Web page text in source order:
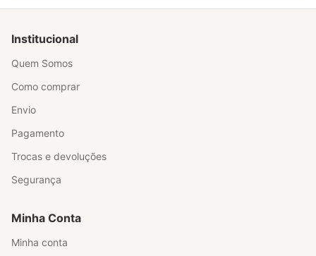
Institucional
Quem Somos
Como comprar
Envio
Pagamento
Trocas e devoluções
Segurança
Minha Conta
Minha conta